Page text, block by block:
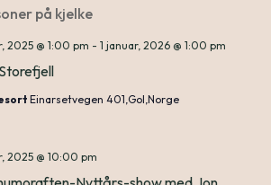
2025 @ 1:00 pm - 1 januar, 2026 @ 1:00 pm
Einarsetvegen 401,Gol,Norge
2025 @ 10:00 pm